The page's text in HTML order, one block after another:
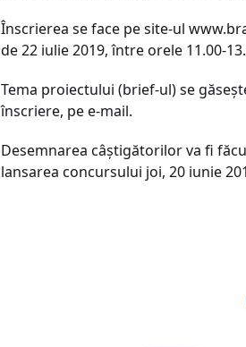
Înscrierea se face pe site-ul
de 22 iulie 2019, între orele 11.00-
Tema proiectului (brief-ul) se
înscriere, pe e-mail.
Desemnarea câștigătorilor va fi
lansarea concursului joi, 20 iunie